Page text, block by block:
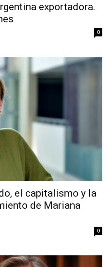
exportadora.
0
el capitalismo y la
de Mariana
0